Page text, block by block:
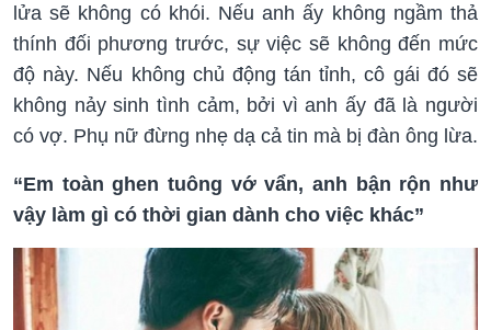
lửa sẽ không có khói. Nếu anh ấy không ngầm thả
thính đối phương trước, sự việc sẽ không đến mức
độ này. Nếu không chủ động tán tỉnh, cô gái đó sẽ
không nảy sinh tình cảm, bởi vì anh ấy đã là người
có vợ. Phụ nữ đừng nhẹ dạ cả tin mà bị đàn ông lừa.
“Em toàn ghen tuông vớ vẩn, anh bận rộn như
vậy làm gì có thời gian dành cho việc khác”